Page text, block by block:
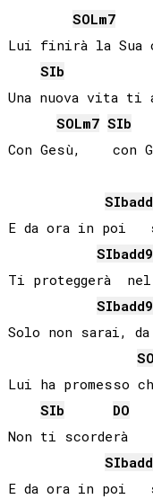
SOLm7
Lui finirà la Sua
SIb
Una nuova vita ti
SOLm7 SIb
Con Gesù,    con
SIb
E da ora in poi
SIbadd9
Ti proteggerà  nel
SIbadd9
Solo non sarai,
Lui ha promesso
SIb
DO
Non ti scorderà
SIb
E da ora in poi